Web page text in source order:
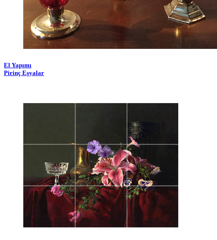
El Yapımı
Pirinç Eşyalar